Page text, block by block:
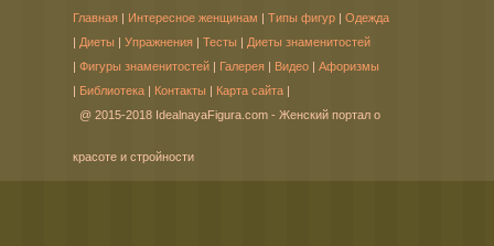
Главная | Интересное женщинам | Типы фигур | Одежда
| Диеты | Упражнения | Тесты | Диеты знаменитостей
| Фигуры знаменитостей | Галерея | Видео | Афоризмы
| Библиотека | Контакты | Карта сайта |
@ 2015-2018 IdealnayaFigura.com - Женский портал о
красоте и стройности